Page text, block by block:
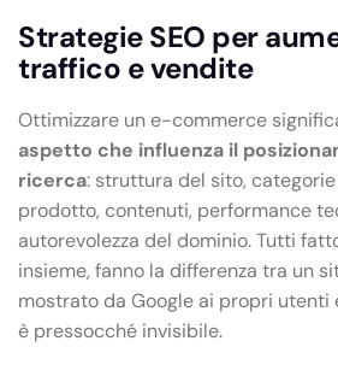
Strategie SEO per
traffico e vendite
Ottimizzare un e-commerce
aspetto che influenza il
ricerca: struttura del sito,
prodotto, contenuti, performance
autorevolezza del dominio. Tutti
insieme, fanno la differenza tra un
mostrato da Google ai propri utenti
è pressocché invisibile.